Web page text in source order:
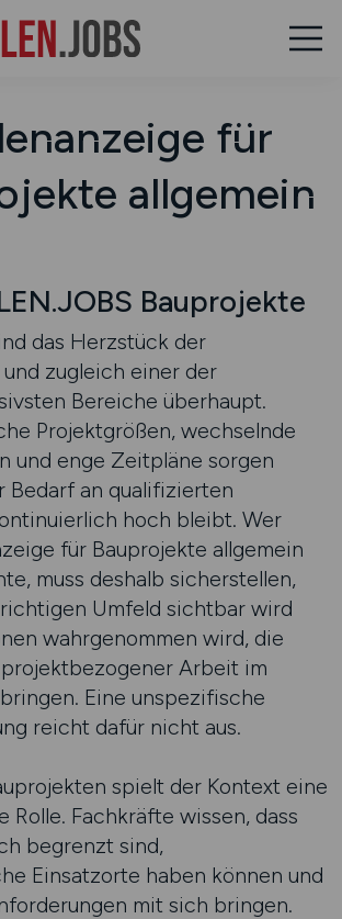
für
allgemein
Bauprojekte
das Herzstück der
zugleich einer der
Bereiche überhaupt.
Projektgrößen, wechselnde
und enge Zeitpläne sorgen
Bedarf an qualifizierten
hoch bleibt. Wer
für Bauprojekte allgemein
muss deshalb sicherstellen,
Umfeld sichtbar wird
wahrgenommen wird, die
Arbeit im
Eine unspezifische
reicht dafür nicht aus.
spielt der Kontext eine
Rolle. Fachkräfte wissen, dass
begrenzt sind,
Einsatzorte haben können und
mit sich bringen.